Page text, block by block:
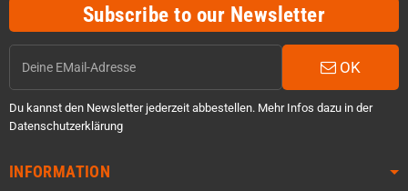
Subscribe to our Newsletter
OK
Du kannst den Newsletter jederzeit abbestellen. Mehr Infos dazu in der
Datenschutzerklärung
INFORMATION